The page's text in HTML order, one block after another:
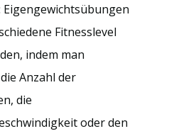
Eigengewichtsübungen
Fitnesslevel
indem man
Anzahl der
die
oder den